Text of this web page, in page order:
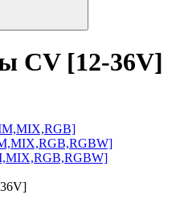
CV [12-36V]